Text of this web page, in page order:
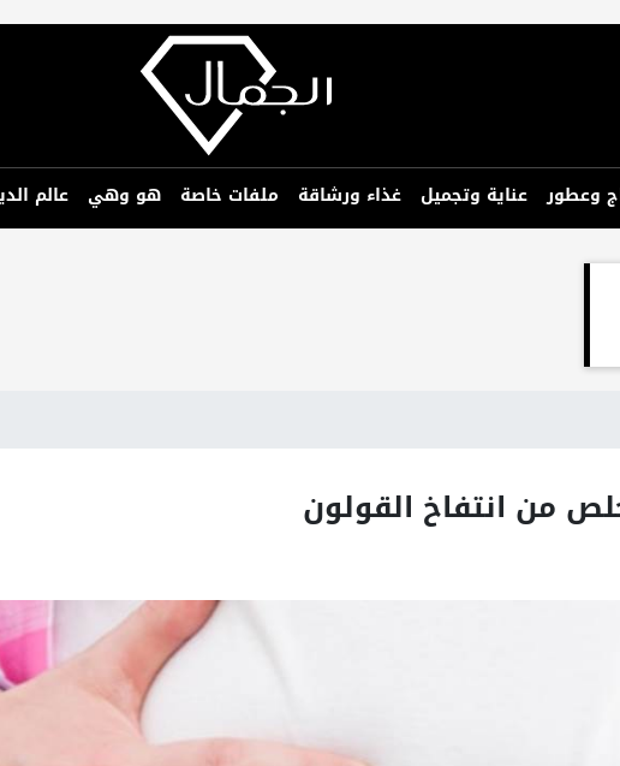
وعطور عناية وتجميل غذاء ورشاقة ملفات خاصة هو وهي عالم
من انتفاخ القولون